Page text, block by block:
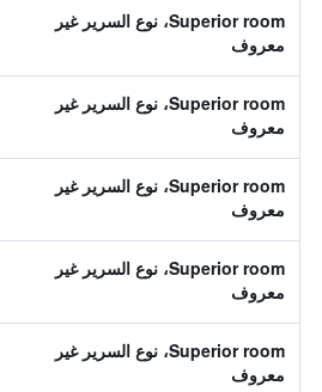
Superior room، نوع السرير غير
معروف
Superior room، نوع السرير غير
معروف
Superior room، نوع السرير غير
معروف
Superior room، نوع السرير غير
معروف
Superior room، نوع السرير غير
معروف